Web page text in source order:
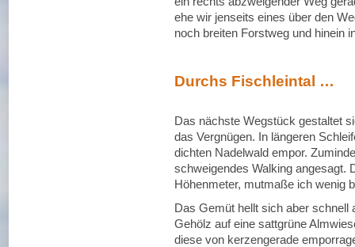
ehe wir jenseits eines über den
noch breiten Forstweg und hinein
Durchs Fischleintal …
Das nächste Wegstück gestaltet
das Vergnügen. In längeren
dichten Nadelwald empor.
schweigendes Walking angesagt.
Höhenmeter, mutmaße ich wenig
Das Gemüt hellt sich aber schnell
Gehölz auf eine sattgrüne
diese von kerzengerade